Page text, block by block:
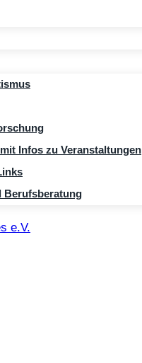
Infos zu Veranstaltungen
Berufsberatung